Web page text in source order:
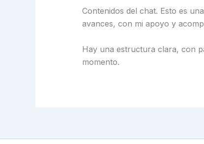
Contenidos del chat. Esto es
avances, con mi apoyo y
Hay una estructura clara, con
momento.